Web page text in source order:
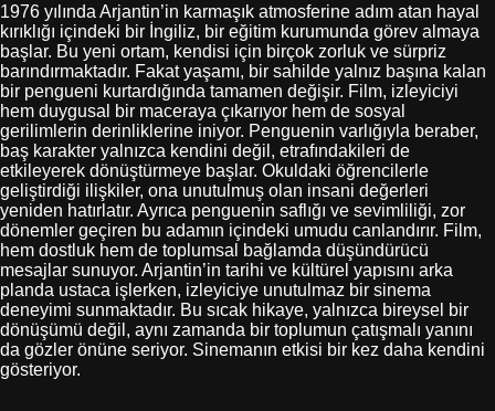
1976 yılında Arjantin’in karmaşık atmosferine adım atan hayal
kırıklığı içindeki bir İngiliz, bir eğitim kurumunda görev almaya
başlar. Bu yeni ortam, kendisi için birçok zorluk ve sürpriz
barındırmaktadır. Fakat yaşamı, bir sahilde yalnız başına kalan
bir pengueni kurtardığında tamamen değişir. Film, izleyiciyi
hem duygusal bir maceraya çıkarıyor hem de sosyal
gerilimlerin derinliklerine iniyor. Penguenin varlığıyla beraber,
baş karakter yalnızca kendini değil, etrafındakileri de
etkileyerek dönüştürmeye başlar. Okuldaki öğrencilerle
geliştirdiği ilişkiler, ona unutulmuş olan insani değerleri
yeniden hatırlatır. Ayrıca penguenin saflığı ve sevimliliği, zor
dönemler geçiren bu adamın içindeki umudu canlandırır. Film,
hem dostluk hem de toplumsal bağlamda düşündürücü
mesajlar sunuyor. Arjantin’in tarihi ve kültürel yapısını arka
planda ustaca işlerken, izleyiciye unutulmaz bir sinema
deneyimi sunmaktadır. Bu sıcak hikaye, yalnızca bireysel bir
dönüşümü değil, aynı zamanda bir toplumun çatışmalı yanını
da gözler önüne seriyor. Sinemanın etkisi bir kez daha kendini
gösteriyor.